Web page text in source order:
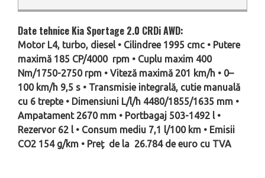
Date tehnice Kia Sportage 2.0 CRDi AWD:
Motor L4, turbo, diesel • Cilindree 1995 cmc • Putere
maximă 185 CP/4000 rpm • Cuplu maxim 400
Nm/1750-2750 rpm • Viteză maximă 201 km/h • 0–
100 km/h 9,5 s • Transmisie integrală, cutie manuală
cu 6 trepte • Dimensiuni L/l/h 4480/1855/1635 mm •
Ampatament 2670 mm • Portbagaj 503-1492 l •
Rezervor 62 l • Consum mediu 7,1 l/100 km • Emisii
CO2 154 g/km • Preț de la 26.784 de euro cu TVA